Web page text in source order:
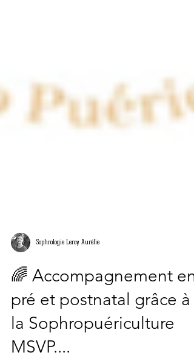
🌈 Accompagnement en
pré et postnatal grâce à
la Sophropuériculture